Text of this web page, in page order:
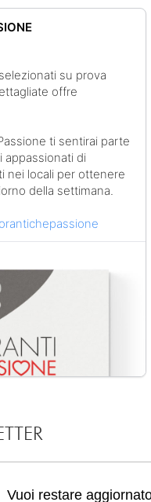
su prova
offre
ti sentirai parte
di
nei locali per ottenere
della settimana.